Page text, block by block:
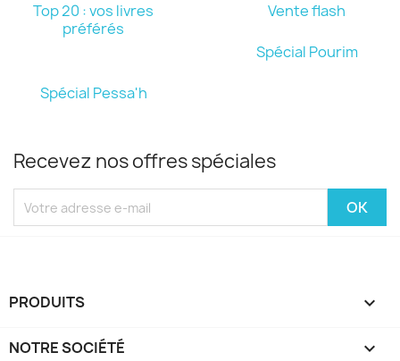
Top 20 : vos livres
préférés
Vente flash
Spécial Pourim
Spécial Pessa'h
Recevez nos offres spéciales
PRODUITS 
NOTRE SOCIÉTÉ 